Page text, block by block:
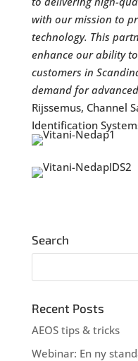
with our mission to
technology. This
enhance our ability
customers in
demand for
Rijssemus, Channel
Identification
Search
Recent Posts
AEOS tips & tricks
Webinar: En ny